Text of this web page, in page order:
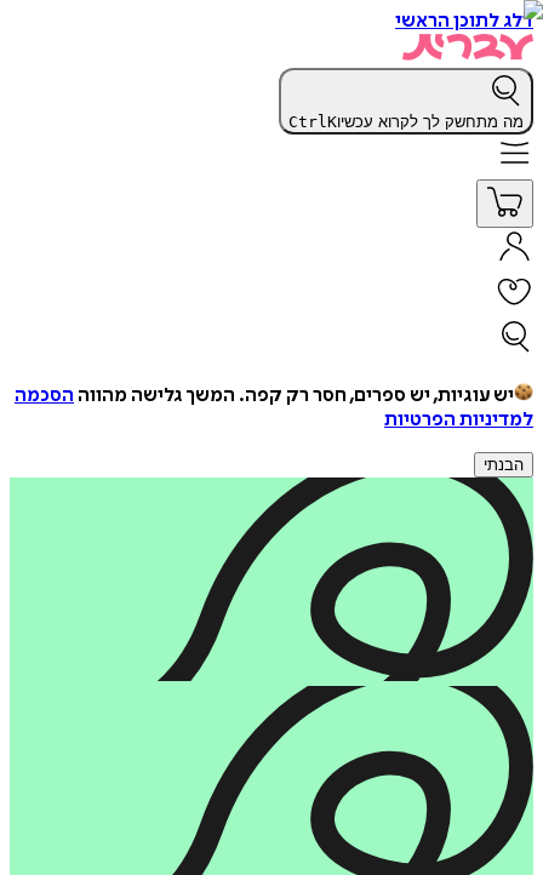
דלג לתוכן הראשי
מה מתחשק לך לקרוא עכשיו CtrlK
יש עוגיות, יש ספרים, חסר רק קפה. המשך גלישה מהווה הסכמה
למדיניות הפרטיות
הבנתי